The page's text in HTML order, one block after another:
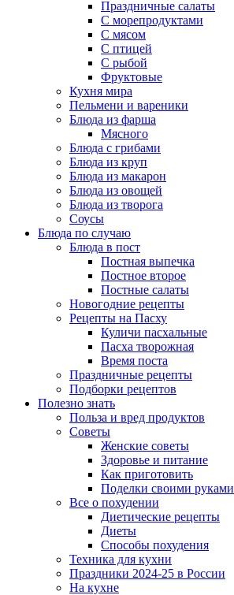
Праздничные салаты
С морепродуктами
С мясом
С птицей
С рыбой
Фруктовые
Кухня мира
Пельмени и вареники
Блюда из фарша
Мясного
Блюда с грибами
Блюда из круп
Блюда из макарон
Блюда из овощей
Блюда из творога
Соусы
Блюда по случаю
Блюда в пост
Постная выпечка
Постное второе
Постные салаты
Новогодние рецепты
Рецепты на Пасху
Куличи пасхальные
Пасха творожная
Время поста
Праздничные рецепты
Подборки рецептов
Полезно знать
Польза и вред продуктов
Советы
Женские советы
Здоровье и питание
Как приготовить
Поделки своими руками
Все о похудении
Диетические рецепты
Диеты
Способы похудения
Техника для кухни
Праздники 2024-25 в России
На кухне